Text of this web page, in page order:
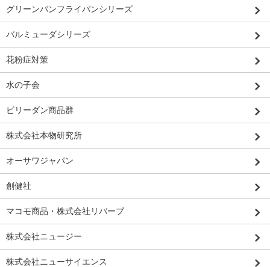
グリーンパンフライパンシリーズ
バルミューダシリーズ
花粉症対策
水の子会
ビリーダン商品群
株式会社本物研究所
オーサワジャパン
創健社
マコモ商品・株式会社リバーブ
株式会社ニュージー
株式会社ニューサイエンス